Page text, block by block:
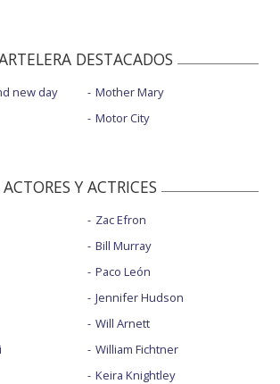
DESTACADOS
new day
Mother Mary
Motor City
ACTORES Y ACTRICES
Zac Efron
Bill Murray
Paco León
Jennifer Hudson
Will Arnett
William Fichtner
Keira Knightley